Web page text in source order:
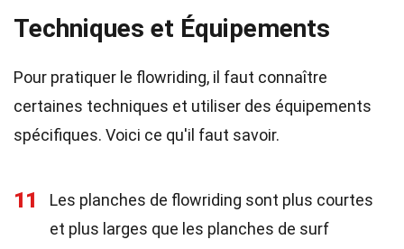
Techniques et Équipements
Pour pratiquer le flowriding, il faut connaître
certaines techniques et utiliser des équipements
spécifiques. Voici ce qu'il faut savoir.
11
Les planches de flowriding sont plus courtes
et plus larges que les planches de surf